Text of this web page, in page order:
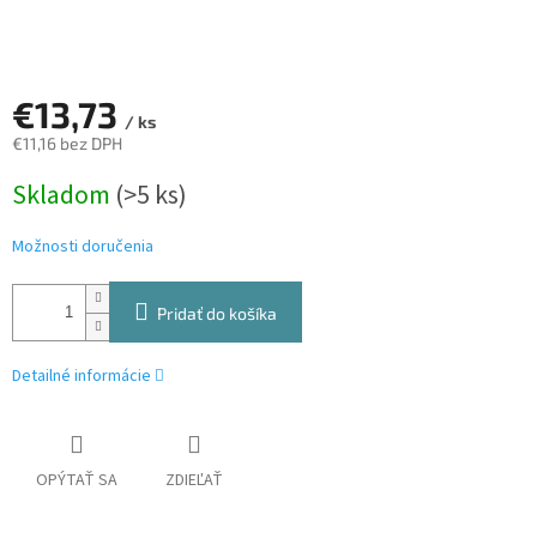
€13,73 / ks
€11,16 bez DPH
cena:
Skladom (>5 ks)
Možnosti doručenia
Pridať do košíka
Detailné informácie
OPÝTAŤ SA ZDIEĽAŤ